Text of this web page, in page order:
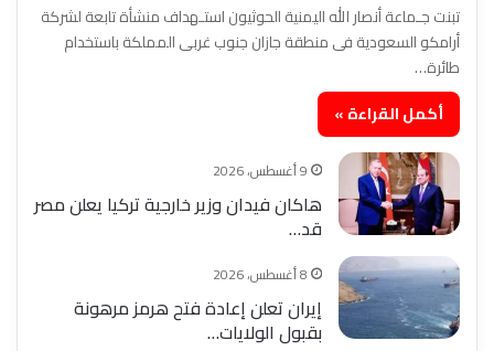
تبنت جـماعة أنصار الله اليمنية الحوثيون استـهداف منشأة تابعة لشركة
أرامكو السعودية فى منطقة جازان جنوب غربى المملكة باستخدام
طائرة…
أكمل القراءة »
9 أغسطس، 2026
هاكان فيدان وزير خارجية تركيا يعلن مصر
قد…
8 أغسطس، 2026
إيران تعلن إعادة فتح هرمز مرهونة
بقبول الولايات…